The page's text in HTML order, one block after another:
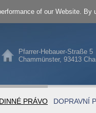
of our Website.
Pfarrer-Hebauer-Straße 5
Chammünster, 93413
PRÁVO DOPRAVNÍ